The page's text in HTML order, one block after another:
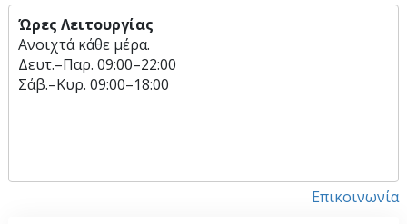
Ώρες Λειτουργίας
Ανοιχτά κάθε μέρα.
Δευτ.–Παρ. 09:00–22:00
Σάβ.–Κυρ. 09:00–18:00
Επικοινωνία